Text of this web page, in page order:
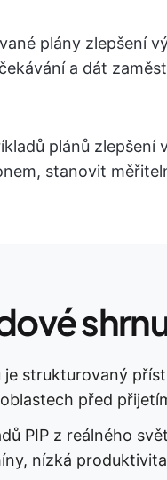
plány zlepšení
a dát
plánů
stanovit
je strukturovaný
před
PIP z reálného
nízká